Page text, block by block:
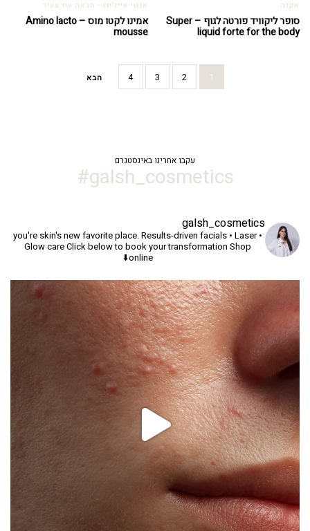
אקנה
סופר ליקוויד פורטה לגוף – Super
liquid forte for the body
אנטי אייג'ינג - מראה עור צעיר
אמינו לקטו מוס – Amino lacto
mousse
1
2
3
4 הבא
עקבו אחרינו באינסטגרם
galsh_cosmetics#
galsh_cosmetics
you're skin's new favorite place.Results-driven facials • Laser •
Glow careClick below to book your transformation Shop
online⬇️